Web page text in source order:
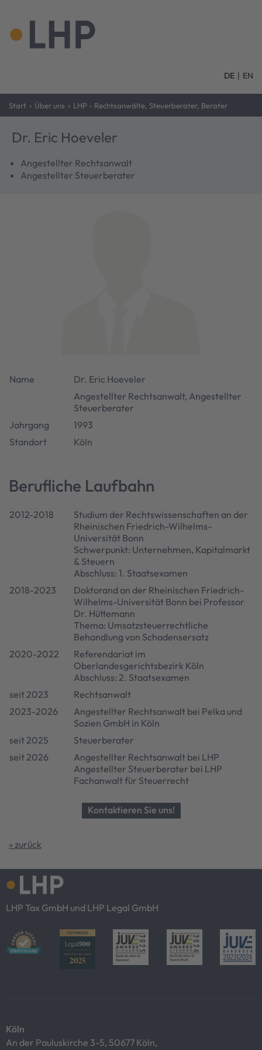
DE | EN
Start › Über uns › LHP - Rechtsanwälte, Steuerberater, Berater
Dr. Eric Hoeveler
Angestellter Rechtsanwalt
Angestellter Steuerberater
Name
Dr. Eric Hoeveler
Angestellter Rechtsanwalt, Angestellter
Steuerberater
Jahrgang
1993
Standort
Köln
Berufliche Laufbahn
2012-2018
Studium der Rechtswissenschaften an der
Rheinischen Friedrich-Wilhelms-
Universität Bonn
Schwerpunkt: Unternehmen, Kapitalmarkt
& Steuern
Abschluss: 1. Staatsexamen
2018-2023
Doktorand an der Rheinischen Friedrich-
Wilhelms-Universität Bonn bei Professor
Dr. Hüttemann
Thema: Umsatzsteuerrechtliche
Behandlung von Schadensersatz
2020-2022
Referendariat im
Oberlandesgerichtsbezirk Köln
Abschluss: 2. Staatsexamen
seit 2023
Rechtsanwalt
2023-2026
Angestellter Rechtsanwalt bei Pelka und
Sozien GmbH in Köln
seit 2025
Steuerberater
seit 2026
Angestellter Rechtsanwalt bei LHP
Angestellter Steuerberater bei LHP
Fachanwalt für Steuerrecht
Kontaktieren Sie uns!
» zurück
LHP Tax GmbH und LHP Legal GmbH
Köln
An der Pauluskirche 3-5, 50677 Köln,